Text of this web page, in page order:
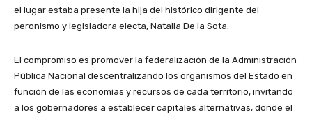
el lugar estaba presente la hija del histórico dirigente del
peronismo y legisladora electa, Natalia De la Sota.
El compromiso es promover la federalización de la Administración
Pública Nacional descentralizando los organismos del Estado en
función de las economías y recursos de cada territorio, invitando
a los gobernadores a establecer capitales alternativas, donde el